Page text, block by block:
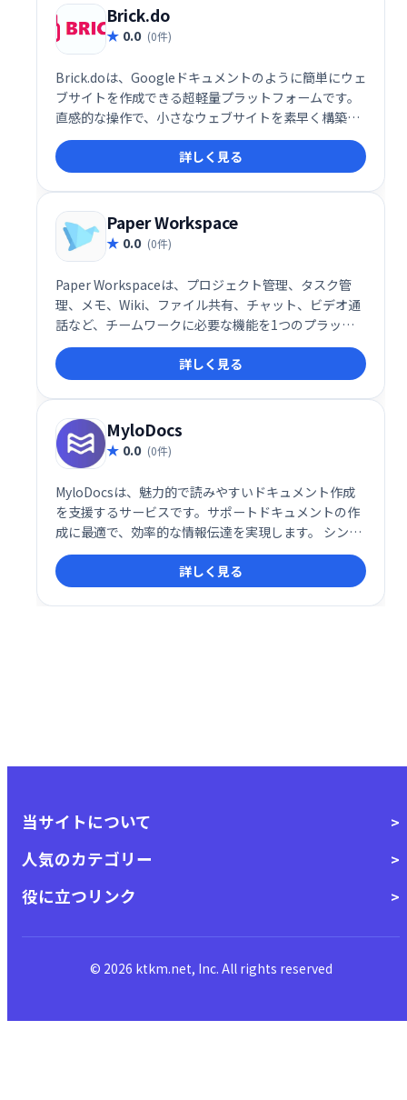
Brick.do
0.0 (0件)
Brick.doは、Googleドキュメントのように簡単にウェ
ブサイトを作成できる超軽量プラットフォームです。
直感的な操作で、小さなウェブサイトを素早く構築で
きます。複雑な設定は不要で、誰でも手軽に利用可能
です。手軽にウェブサイトを作りたい方におすすめで
す。
詳しく見る
Paper Workspace
0.0 (0件)
Paper Workspaceは、プロジェクト管理、タスク管
理、メモ、Wiki、ファイル共有、チャット、ビデオ通
話など、チームワークに必要な機能を1つのプラット
フォームに統合したサービスです。 作業効率化と情報
の一元管理で、スムーズなチーム連携を実現します。
詳しく見る
MyloDocs
0.0 (0件)
MyloDocsは、魅力的で読みやすいドキュメント作成
を支援するサービスです。サポートドキュメントの作
成に最適で、効率的な情報伝達を実現します。 シンプ
ルで使いやすいインターフェースにより、誰でも簡単
に高品質なドキュメントを作成できます。
詳しく見る
当サイトについて
人気のカテゴリー
役に立つリンク
© 2026 ktkm.net, Inc. All rights reserved